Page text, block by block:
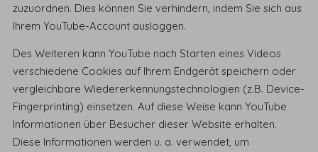
zuzuordnen. Dies können Sie verhindern, indem Sie sich aus
Ihrem YouTube-Account ausloggen.
Des Weiteren kann YouTube nach Starten eines Videos
verschiedene Cookies auf Ihrem Endgerät speichern oder
vergleichbare Wiedererkennungstechnologien (z.B. Device-
Fingerprinting) einsetzen. Auf diese Weise kann YouTube
Informationen über Besucher dieser Website erhalten.
Diese Informationen werden u. a. verwendet, um